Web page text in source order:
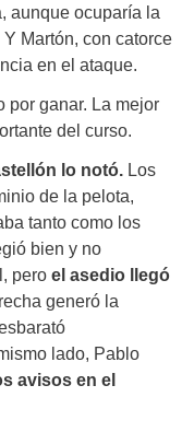
aunque ocuparía la
Martón, con catorce
en el ataque.
por ganar. La mejor
del curso.
lo notó. Los
de la pelota,
tanto como los
bien y no
pero el asedio llegó
generó la
lado, Pablo
avisos en el